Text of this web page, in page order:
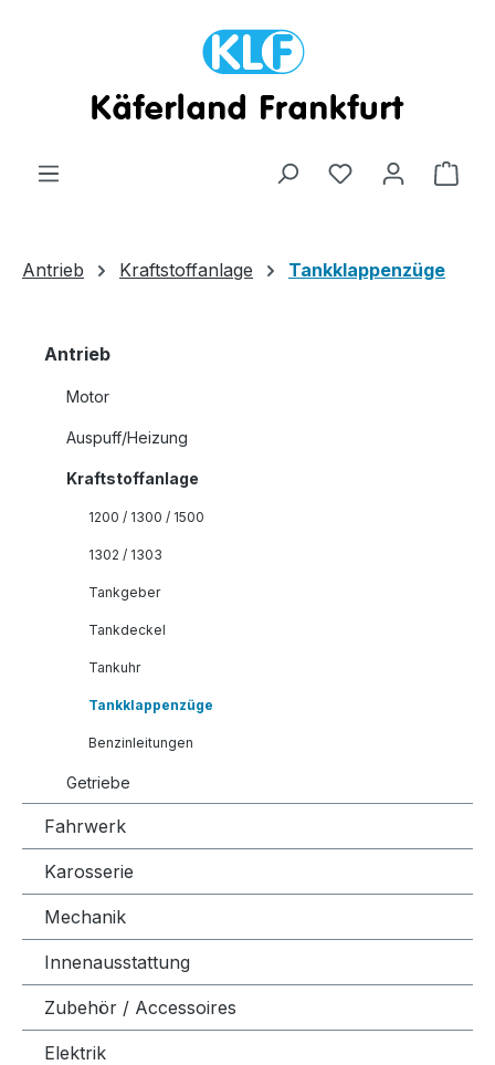
Zum Hauptinhalt springen
Antrieb Kraftstoffanlage Tankklappenzüge
Antrieb
Motor
Auspuff/Heizung
Kraftstoffanlage
1200 / 1300 / 1500
1302 / 1303
Tankgeber
Tankdeckel
Tankuhr
Tankklappenzüge
Benzinleitungen
Getriebe
Fahrwerk
Karosserie
Mechanik
Innenausstattung
Zubehör / Accessoires
Elektrik